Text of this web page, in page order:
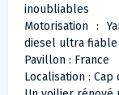
inoubliables
Motorisation :
diesel ultra fiable
Pavillon : France
Localisation : Cap